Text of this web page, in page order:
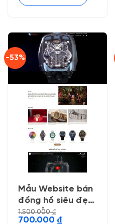
-53%
Mẫu Website bán
đồng hồ siêu đẹp
, chuẩn seo
1.500.000₫
Giá
700.000 ₫Giá